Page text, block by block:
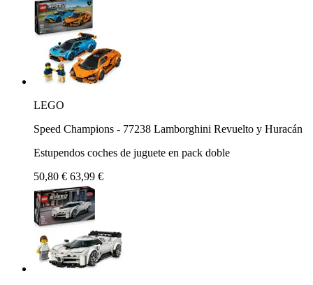
LEGO
Speed Champions - 77238 Lamborghini Revuelto y Huracán
Estupendos coches de juguete en pack doble
50,80 € 63,99 €